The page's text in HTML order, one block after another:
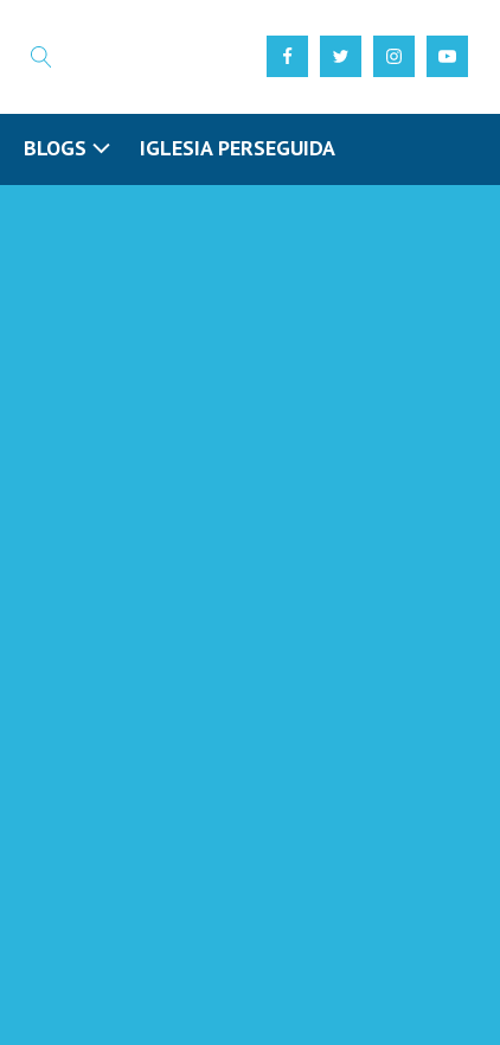
BLOGS IGLESIA PERSEGUIDA